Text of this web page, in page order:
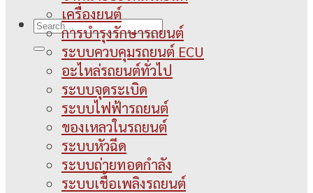
เครื่องยนต์
การบำรุงรักษารถยนต์
ระบบควบคุมรถยนต์ ECU
อะไหล่รถยนต์ทั่วไป
ระบบจุดระเบิด
ระบบไฟฟ้ารถยนต์
ของเหลวในรถยนต์
ระบบหัวฉีด
ระบบถ่ายทอดกำลัง
ระบบเชื้อเพลิงรถยนต์